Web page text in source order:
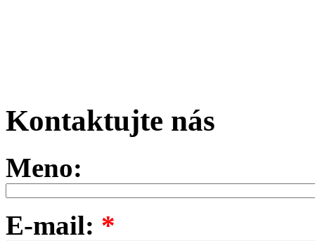
Kontaktujte nás
Meno:
E-mail: *